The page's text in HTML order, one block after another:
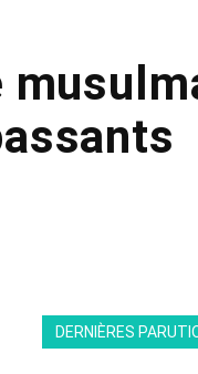
DERNIÈRES